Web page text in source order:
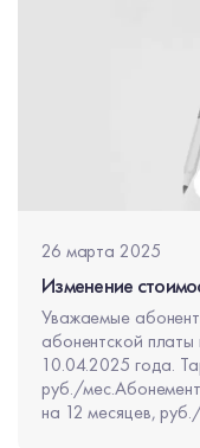
26 марта 2025
Изменение
Уважаемые абоненты! Сообщаем вам об
абонентской
10.04.2025 года. Тариф «Альфа»Стоимость 1 месяца,
руб./
на 12 месяцев,